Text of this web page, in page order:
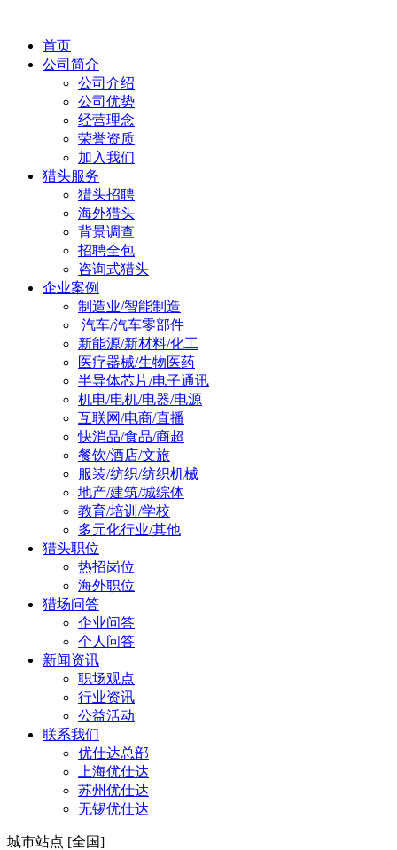
首页
公司简介
公司介绍
公司优势
经营理念
荣誉资质
加入我们
猎头服务
猎头招聘
海外猎头
背景调查
招聘全包
咨询式猎头
企业案例
制造业/智能制造
汽车/汽车零部件
新能源/新材料/化工
医疗器械/生物医药
半导体芯片/电子通讯
机电/电机/电器/电源
互联网/电商/直播
快消品/食品/商超
餐饮/酒店/文旅
服装/纺织/纺织机械
地产/建筑/城综体
教育/培训/学校
多元化行业/其他
猎头职位
热招岗位
海外职位
猎场问答
企业问答
个人问答
新闻资讯
职场观点
行业资讯
公益活动
联系我们
优仕达总部
上海优仕达
苏州优仕达
无锡优仕达
城市站点 [全国]